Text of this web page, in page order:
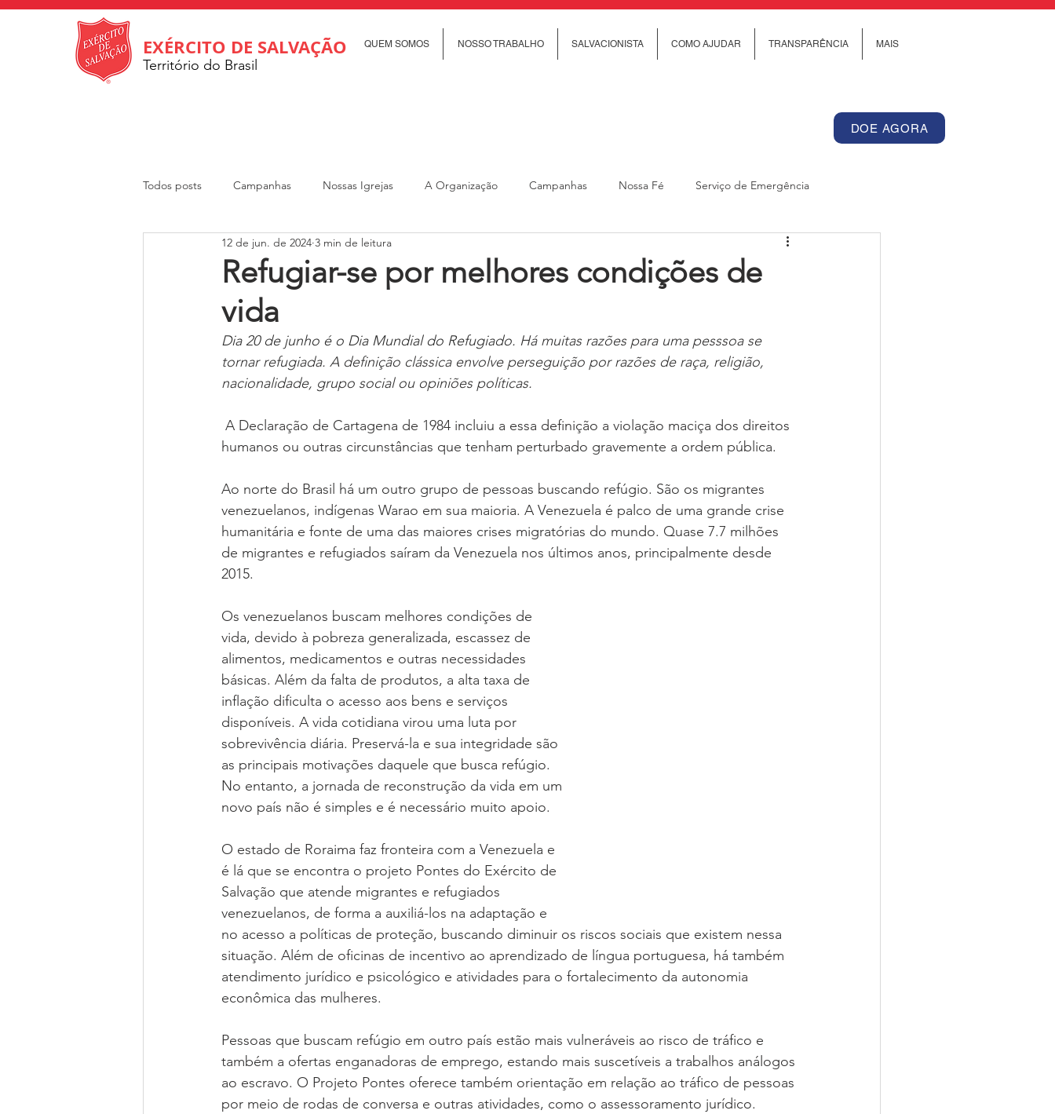
EXÉRCITO DE SALVAÇÃO
Território do Brasil
QUEM SOMOS NOSSO TRABALHO SALVACIONISTA COMO AJUDAR TRANSPARÊNCIA MAIS
DOE AGORA
Todos posts Campanhas Nossas Igrejas A Organização Campanhas Nossa Fé Serviço de Emergência
Internacional Departamento Social Internacional
Revista Rumo DOAR
Líderes Nacionais 160 Anos Salvashopping Nossas Igrejas
Grupos Musicais
Refugiar-se por melhores condições de
vida
12 de jun. de 2024 3 min de leitura
Dia 20 de junho é o Dia Mundial do Refugiado. Há muitas razões para uma pesssoa se
tornar refugiada. A definição clássica envolve perseguição por razões de raça, religião,
nacionalidade, grupo social ou opiniões políticas.
humanos ou outras circunstâncias que tenham perturbado gravemente a ordem pública.
Ao norte do Brasil há um outro grupo de pessoas buscando refúgio. São os migrantes
venezuelanos, indígenas Warao em sua maioria. A Venezuela é palco de uma grande crise
humanitária e fonte de uma das maiores crises migratórias do mundo. Quase 7.7 milhões
de migrantes e refugiados saíram da Venezuela nos últimos anos, principalmente desde
2015.
Os venezuelanos buscam melhores condições de
vida, devido à pobreza generalizada, escassez de
alimentos, medicamentos e outras necessidades
básicas. Além da falta de produtos, a alta taxa de
inflação dificulta o acesso aos bens e serviços
disponíveis. A vida cotidiana virou uma luta por
sobrevivência diária. Preservá-la e sua integridade são
as principais motivações daquele que busca refúgio.
No entanto, a jornada de reconstrução da vida em um
novo país não é simples e é necessário muito apoio.
O estado de Roraima faz fronteira com a Venezuela e
é lá que se encontra o projeto Pontes do Exército de
Salvação que atende migrantes e refugiados
venezuelanos, de forma a auxiliá-los na adaptação e
no acesso a políticas de proteção, buscando diminuir os riscos sociais que existem nessa
situação. Além de oficinas de incentivo ao aprendizado de língua portuguesa, há também
atendimento jurídico e psicológico e atividades para o fortalecimento da autonomia
econômica das mulheres.
Pessoas que buscam refúgio em outro país estão mais vulneráveis ao risco de tráfico e
também a ofertas enganadoras de emprego, estando mais suscetíveis a trabalhos análogos
ao escravo. O Projeto Pontes oferece também orientação em relação ao tráfico de pessoas
por meio de rodas de conversa e outras atividades, como o assessoramento jurídico.